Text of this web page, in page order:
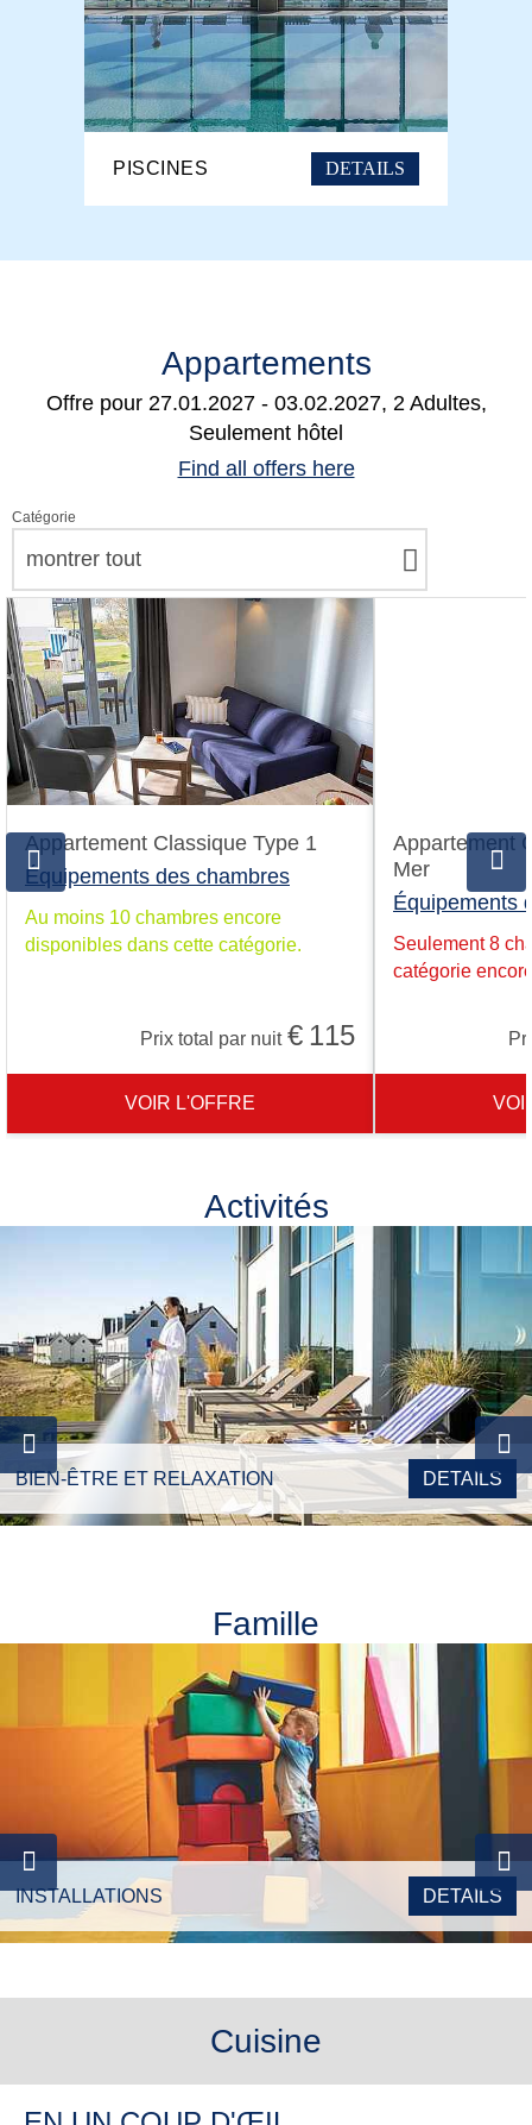
PISCINES DETAILS
Appartements
Offre pour 27.01.2027 - 03.02.2027, 2 Adultes,
Seulement hôtel
Find all offers here
Catégorie
montrer tout
Appartement Classique Type 1
Équipements des chambres
Au moins 10 chambres encore
disponibles dans cette catégorie.
Prix total par nuit € 115
VOIR L'OFFRE
Appartement
Mer
Équipements
Seulement 8
catégorie
Activités
BIEN-ÊTRE ET RELAXATION DETAILS
Famille
INSTALLATIONS DETAILS
Cuisine